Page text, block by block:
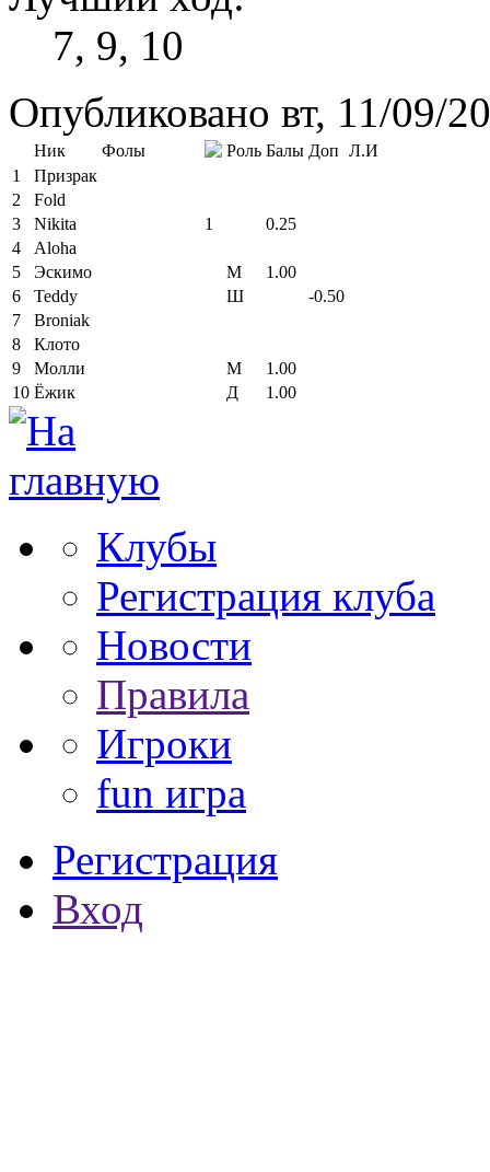
7, 9, 10
Опубликовано вт, 11/09/
Ник Фолы Роль Балы Доп Л.И
1
Призрак
2
Fold
3
Nikita 1
0.25
4
Aloha
5
Эскимо М
1.00
6
Teddy Ш
-0.50
7
Broniak
8
Клото
9
Молли М
1.00
10 Ёжик Д 1.00
Клубы
Регистрация клуба
Новости
Правила
Игроки
fun игра
Регистрация
Вход